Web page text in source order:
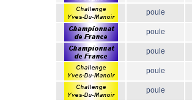
poule
poule
poule
poule
poule